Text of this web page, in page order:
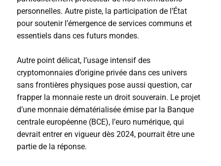
personnelles. Autre piste, la participation de l’État
pour soutenir l’émergence de services communs et
essentiels dans ces futurs mondes.
Autre point délicat, l’usage intensif des
cryptomonnaies d’origine privée dans ces univers
sans frontières physiques pose aussi question, car
frapper la monnaie reste un droit souverain. Le projet
d’une monnaie dématérialisée émise par la Banque
centrale européenne (BCE), l’euro numérique, qui
devrait entrer en vigueur dès 2024, pourrait être une
partie de la réponse.